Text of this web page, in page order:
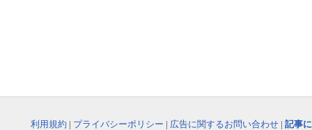
利用規約 | プライバシーポリシー | 広告に関するお問い合わせ | 記事